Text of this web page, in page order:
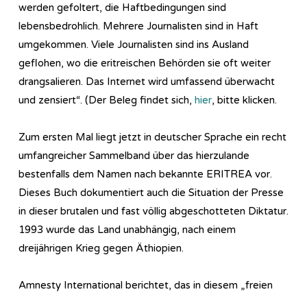
werden gefoltert, die Haftbedingungen sind
lebensbedrohlich. Mehrere Journalisten sind in Haft
umgekommen. Viele Journalisten sind ins Ausland
geflohen, wo die eritreischen Behörden sie oft weiter
drangsalieren. Das Internet wird umfassend überwacht
und zensiert“. (Der Beleg findet sich, hier, bitte klicken.
Zum ersten Mal liegt jetzt in deutscher Sprache ein recht
umfangreicher Sammelband über das hierzulande
bestenfalls dem Namen nach bekannte ERITREA vor.
Dieses Buch dokumentiert auch die Situation der Presse
in dieser brutalen und fast völlig abgeschotteten Diktatur.
1993 wurde das Land unabhängig, nach einem
dreijährigen Krieg gegen Äthiopien.
Amnesty International berichtet, das in diesem „freien